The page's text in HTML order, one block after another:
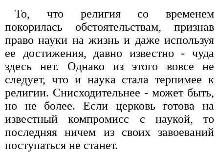
То, что религия со временем
покорилась обстоятельствам, признав
право науки на жизнь и даже используя
ее достижения, давно известно - чуда
здесь нет. Однако из этого вовсе не
следует, что и наука стала терпимее к
религии. Снисходительнее - может быть,
но не более. Если церковь готова на
известный компромисс с наукой, то
последняя ничем из своих завоеваний
поступаться не станет.